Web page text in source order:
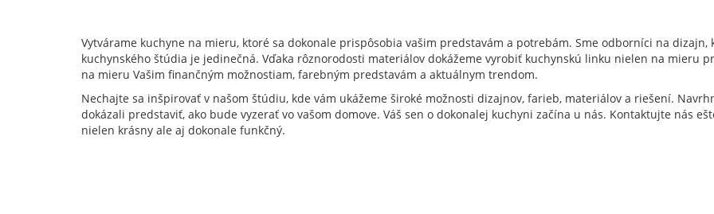
Vytvárame kuchyne na mieru, ktoré sa dokonale prispôsobia vašim predstavám a potrebám. Sme odborníci na
kuchynského štúdia je jedinečná. Vďaka rôznorodosti materiálov dokážeme vyrobiť kuchynskú linku nielen na mieru
na mieru Vašim finančným možnostiam, farebným predstavám a aktuálnym trendom.
Nechajte sa inšpirovať v našom štúdiu, kde vám ukážeme široké možnosti dizajnov, farieb, materiálov a riešení.
dokázali predstaviť, ako bude vyzerať vo vašom domove. Váš sen o dokonalej kuchyni začína u nás. Kontaktujte nás
nielen krásny ale aj dokonale funkčný.